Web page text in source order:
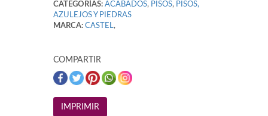
CATEGORÍAS: ACABADOS, PISOS, PISOS,
AZULEJOS Y PIEDRAS
MARCA: CASTEL,
COMPARTIR